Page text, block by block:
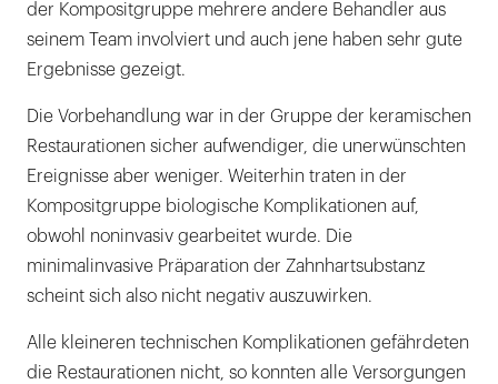
der Kompositgruppe mehrere andere Behandler aus
seinem Team involviert und auch jene haben sehr gute
Ergebnisse gezeigt.
Die Vorbehandlung war in der Gruppe der keramischen
Restaurationen sicher aufwendiger, die unerwünschten
Ereignisse aber weniger. Weiterhin traten in der
Kompositgruppe biologische Komplikationen auf,
obwohl noninvasiv gearbeitet wurde. Die
minimalinvasive Präparation der Zahnhart­substanz
scheint sich also nicht negativ auszuwirken.
Alle kleineren technischen Komplikationen gefährdeten
die Restaurationen nicht, so konnten alle Versorgungen